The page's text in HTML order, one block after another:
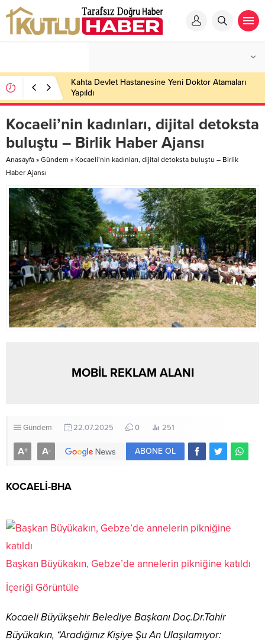
Kahta Devlet Hastanesine Yeni Doktor Atamaları
Yapıldı
Kocaeli’nin kadınları, dijital detoksta
buluştu – Birlik Haber Ajansı
Anasayfa » Gündem » Kocaeli’nin kadınları, dijital detoksta buluştu – Birlik
Haber Ajansı
MOBİL REKLAM ALANI
Gündem 22.07.2025 0 251
A+ A- ABONE OL
KOCAELİ-BHA
Başkan Büyükakın, Gebze’de annelerin pikniğine katıldı
İçeriği Görüntüle
Kocaeli Büyükşehir Belediye Başkanı Doç.Dr.Tahir
Büyükakın, “Aradığınız Kişiye Şu An Ulaşılamıyor: